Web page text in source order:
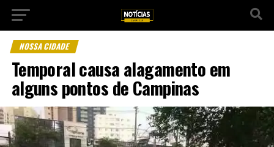
NOSSA CIDADE
Temporal causa alagamento em
alguns pontos de Campinas